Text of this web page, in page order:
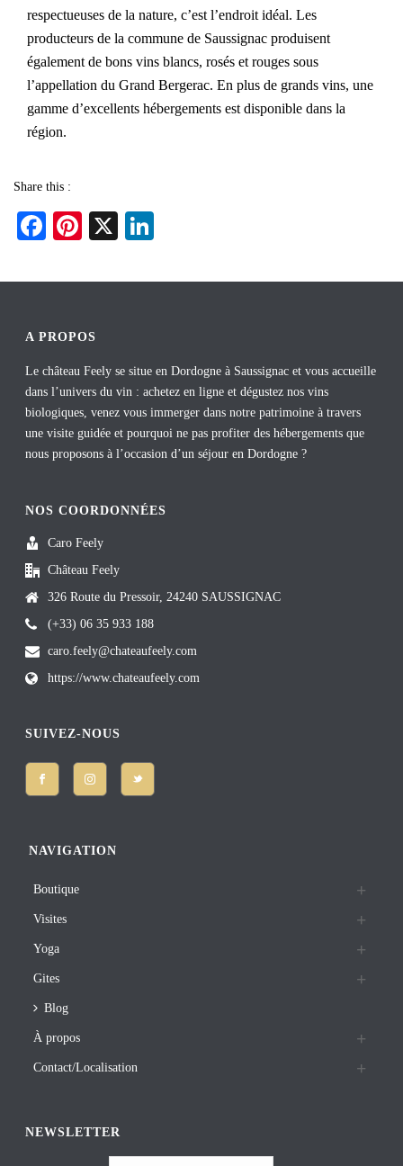
respectueuses de la nature, c’est l’endroit idéal. Les
producteurs de la commune de Saussignac produisent
également de bons vins blancs, rosés et rouges sous
l’appellation du Grand Bergerac. En plus de grands vins, une
gamme d’excellents hébergements est disponible dans la
région.
Share this :
Fa
bo
Pi
er
t
X
ed
A PROPOS
Le château Feely se situe en Dordogne à Saussignac et vous accueille
dans l’univers du vin : achetez en ligne et dégustez nos vins
biologiques, venez vous immerger dans notre patrimoine à travers
une visite guidée et pourquoi ne pas profiter des hébergements que
nous proposons à l’occasion d’un séjour en Dordogne ?
NOS COORDONNÉES
Caro Feely
Château Feely
326 Route du Pressoir, 24240 SAUSSIGNAC
(+33) 06 35 933 188
caro.feely@chateaufeely.com
https://www.chateaufeely.com
SUIVEZ-NOUS
NAVIGATION
Boutique
Visites
Yoga
Gites
Blog
À propos
Contact/Localisation
NEWSLETTER